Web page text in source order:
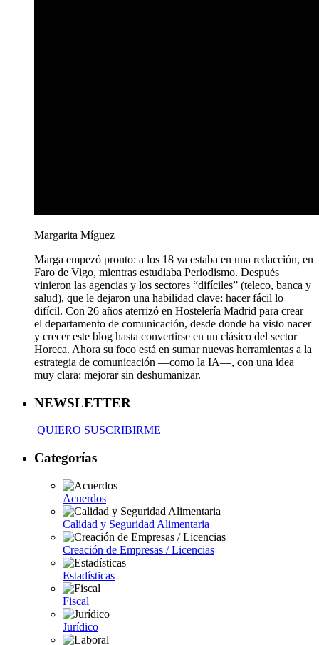
Margarita Míguez
Marga empezó pronto: a los 18 ya estaba en una redacción, en
Faro de Vigo, mientras estudiaba Periodismo. Después
vinieron las agencias y los sectores “difíciles” (teleco, banca y
salud), que le dejaron una habilidad clave: hacer fácil lo
difícil. Con 26 años aterrizó en Hostelería Madrid para crear
el departamento de comunicación, desde donde ha visto nacer
y crecer este blog hasta convertirse en un clásico del sector
Horeca. Ahora su foco está en sumar nuevas herramientas a la
estrategia de comunicación —como la IA—, con una idea
muy clara: mejorar sin deshumanizar.
NEWSLETTER
QUIERO SUSCRIBIRME
Categorías
Acuerdos
Calidad y Seguridad Alimentaria
Creación de Empresas / Licencias
Estadísticas
Fiscal
Jurídico